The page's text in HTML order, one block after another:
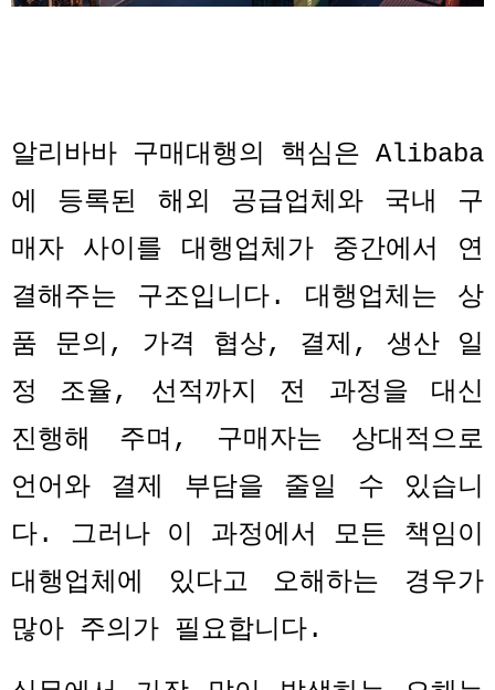
알리바바 구매대행의 핵심은 Alibaba
에 등록된 해외 공급업체와 국내 구
매자 사이를 대행업체가 중간에서 연
결해주는 구조입니다. 대행업체는 상
품 문의 , 가격 협상, 결제 , 생산 일
정 조율, 선적까지 전 과정을 대신
진행해 주며 , 구매자는 상대적으로
언어와 결제 부담을 줄일 수 있습니
다. 그러나 이 과정에서 모든 책임이
대행업체에 있다고 오해하는 경우가
많아 주의가 필요합니다.